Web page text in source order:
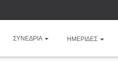
ΣΥΝΕΔΡΙΑ ΗΜΕΡΊΔΕΣ